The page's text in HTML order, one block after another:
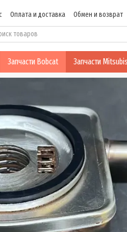
Оплата и доставка Обмен и возврат
конфиденциальности
Запчасти Bobcat Запчасти